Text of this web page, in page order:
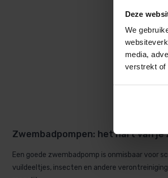
Deze
We
media,
verstrekt of
Zwembadpompen: het hart van
Een goede zwembadpomp is onmisbaar voor
vuildeeltjes, insecten en andere